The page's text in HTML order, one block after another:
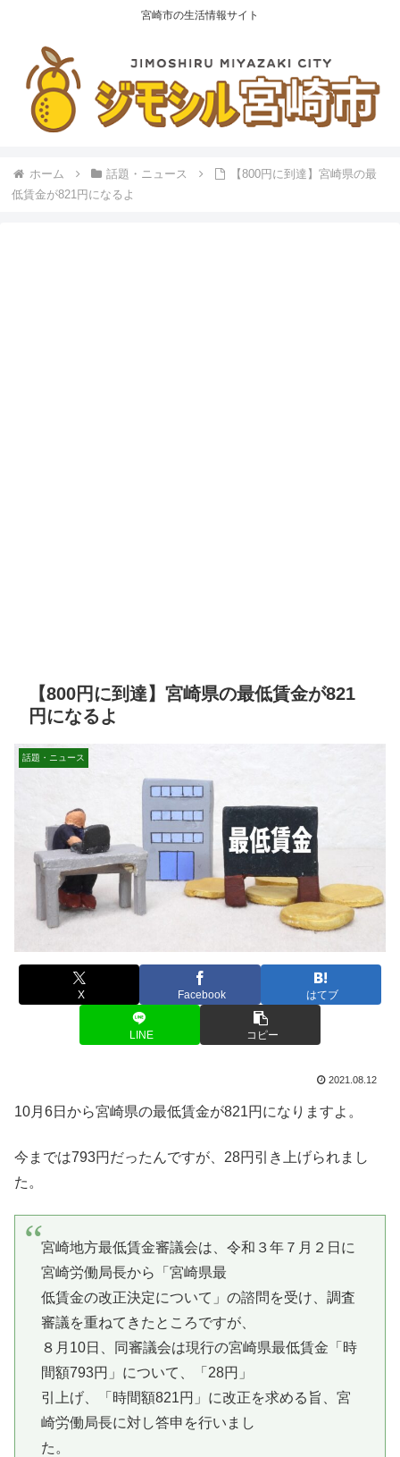
宮崎市の生活情報サイト
ホーム 話題・ニュース
【800円に到達】宮崎県の最
低賃金が821円になるよ
【800円に到達】宮崎県の最低賃金が821
円になるよ
話題・ニュース
X Facebook はてブ
LINE コピー
2021.08.12
10月6日から宮崎県の最低賃金が821円になりますよ。
今までは793円だったんですが、28円引き上げられまし
た。
宮崎地方最低賃金審議会は、令和３年７月２日に
宮崎労働局長から「宮崎県最
低賃金の改正決定について」の諮問を受け、調査
審議を重ねてきたところですが、
８月10日、同審議会は現行の宮崎県最低賃金「時
間額793円」について、「28円」
引上げ、「時間額821円」に改正を求める旨、宮
崎労働局長に対し答申を行いまし
た。